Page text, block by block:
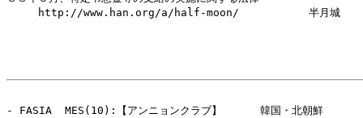
http://www.han.org/a/half-moon/　　　　 　　半月城
- FASIA  MES(10):【アンニョンクラブ】　　　 韓国・北朝鮮